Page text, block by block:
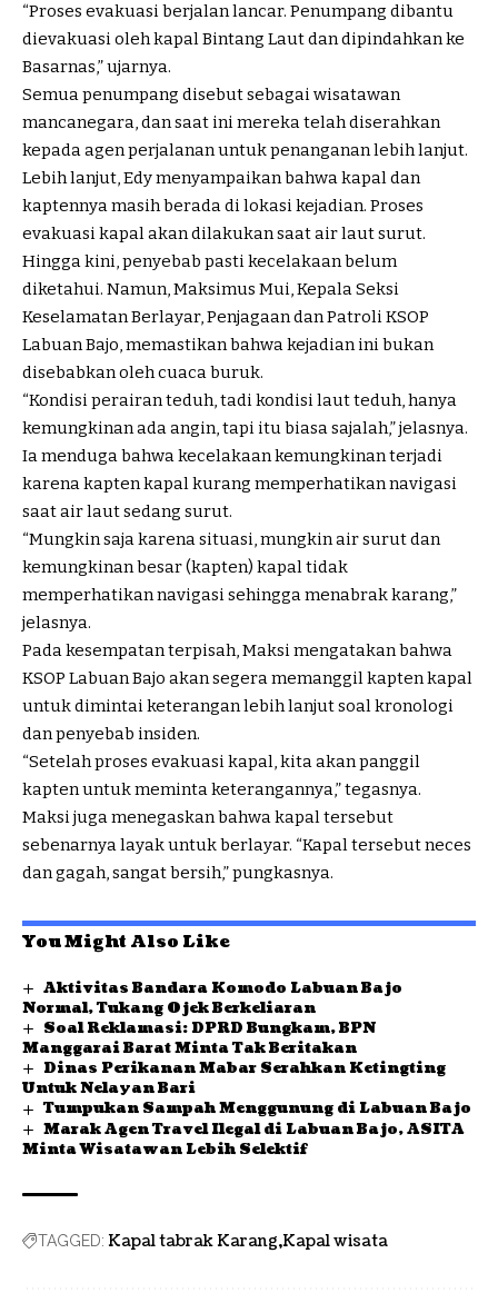
“Proses evakuasi berjalan lancar. Penumpang dibantu
dievakuasi oleh kapal Bintang Laut dan dipindahkan ke
Basarnas,” ujarnya.
Semua penumpang disebut sebagai wisatawan
mancanegara, dan saat ini mereka telah diserahkan
kepada agen perjalanan untuk penanganan lebih lanjut.
Lebih lanjut, Edy menyampaikan bahwa kapal dan
kaptennya masih berada di lokasi kejadian. Proses
evakuasi kapal akan dilakukan saat air laut surut.
Hingga kini, penyebab pasti kecelakaan belum
diketahui. Namun, Maksimus Mui, Kepala Seksi
Keselamatan Berlayar, Penjagaan dan Patroli KSOP
Labuan Bajo, memastikan bahwa kejadian ini bukan
disebabkan oleh cuaca buruk.
“Kondisi perairan teduh, tadi kondisi laut teduh, hanya
kemungkinan ada angin, tapi itu biasa sajalah,” jelasnya.
Ia menduga bahwa kecelakaan kemungkinan terjadi
karena kapten kapal kurang memperhatikan navigasi
saat air laut sedang surut.
“Mungkin saja karena situasi, mungkin air surut dan
kemungkinan besar (kapten) kapal tidak
memperhatikan navigasi sehingga menabrak karang,”
jelasnya.
Pada kesempatan terpisah, Maksi mengatakan bahwa
KSOP Labuan Bajo akan segera memanggil kapten kapal
untuk dimintai keterangan lebih lanjut soal kronologi
dan penyebab insiden.
“Setelah proses evakuasi kapal, kita akan panggil
kapten untuk meminta keterangannya,” tegasnya.
Maksi juga menegaskan bahwa kapal tersebut
sebenarnya layak untuk berlayar. “Kapal tersebut neces
dan gagah, sangat bersih,” pungkasnya.
You Might Also Like
Aktivitas Bandara Komodo Labuan Bajo
Normal, Tukang Ojek Berkeliaran
Soal Reklamasi: DPRD Bungkam, BPN
Manggarai Barat Minta Tak Beritakan
Dinas Perikanan Mabar Serahkan Ketingting
Untuk Nelayan Bari
Tumpukan Sampah Menggunung di Labuan Bajo
Marak Agen Travel Ilegal di Labuan Bajo, ASITA
Minta Wisatawan Lebih Selektif
TAGGED: Kapal tabrak Karang Kapal wisata